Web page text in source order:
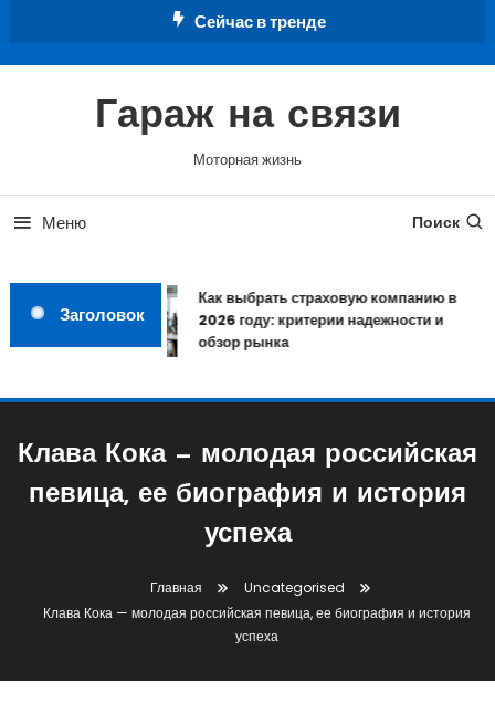
Сейчас в тренде
Гараж на связи
Моторная жизнь
Меню Поиск
Заголовок
Как выбрать страховую компанию в
2026 году: критерии надежности и
обзор рынка
Клава Кока — молодая российская
певица, ее биография и история
успеха
Главная
Uncategorised
Клава Кока — молодая российская певица, ее биография и история
успеха